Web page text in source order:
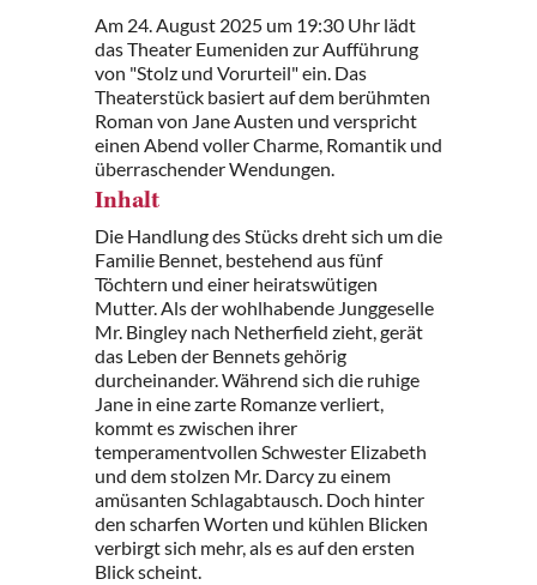
Am 24. August 2025 um 19:30 Uhr lädt
das Theater Eumeniden zur Aufführung
von "Stolz und Vorurteil" ein. Das
Theaterstück basiert auf dem berühmten
Roman von Jane Austen und verspricht
einen Abend voller Charme, Romantik und
überraschender Wendungen.
Inhalt
Die Handlung des Stücks dreht sich um die
Familie Bennet, bestehend aus fünf
Töchtern und einer heiratswütigen
Mutter. Als der wohlhabende Junggeselle
Mr. Bingley nach Netherfield zieht, gerät
das Leben der Bennets gehörig
durcheinander. Während sich die ruhige
Jane in eine zarte Romanze verliert,
kommt es zwischen ihrer
temperamentvollen Schwester Elizabeth
und dem stolzen Mr. Darcy zu einem
amüsanten Schlagabtausch. Doch hinter
den scharfen Worten und kühlen Blicken
verbirgt sich mehr, als es auf den ersten
Blick scheint.